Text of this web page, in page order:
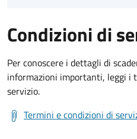
Condizioni di
Per conoscere i dettagli di
informazioni importanti, leggi i
servizio.
Termini e condizioni di